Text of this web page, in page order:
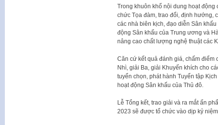
Trong khuôn khổ nội dung hoạt động
chức Tọa đàm, trao đổi, định hướng,
các nhà biên kịch, đạo diễn Sân
động Sân khấu của Trung ương và
nâng cao chất lượng nghệ thuật các
Căn cứ kết quả đánh giá, chấm điểm
Nhì, giải Ba, giải Khuyến khích cho
tuyển chọn, phát hành Tuyển tập
hoạt động Sân khấu của Thủ đô.
Lễ Tổng kết, trao giải và ra mắt ấn
2023 sẽ được tổ chức vào dịp kỷ